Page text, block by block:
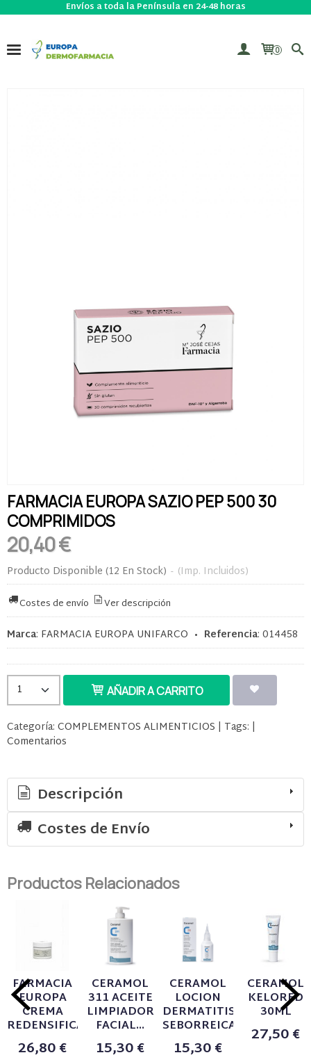
Envíos a toda la Península en 24-48 horas
0
FARMACIA EUROPA SAZIO PEP 500 30
COMPRIMIDOS
20,40 €
Producto Disponible (12 En Stock) - (Imp. Incluidos)
Costes de envío Ver descripción
Marca: FARMACIA EUROPA UNIFARCO • Referencia: 014458
AÑADIR A CARRITO
Categoría: COMPLEMENTOS ALIMENTICIOS | Tags: |
Comentarios
Descripción
Costes de Envío
Productos Relacionados
FARMACIA
EUROPA
CREMA
REDENSIFICANTE...
26,80 €
CERAMOL
311 ACEITE
LIMPIADOR
FACIAL...
15,30 €
CERAMOL
LOCION
DERMATITIS
SEBORREICA...
15,30 €
CERAMOL
KELORED
30ML
27,50 €